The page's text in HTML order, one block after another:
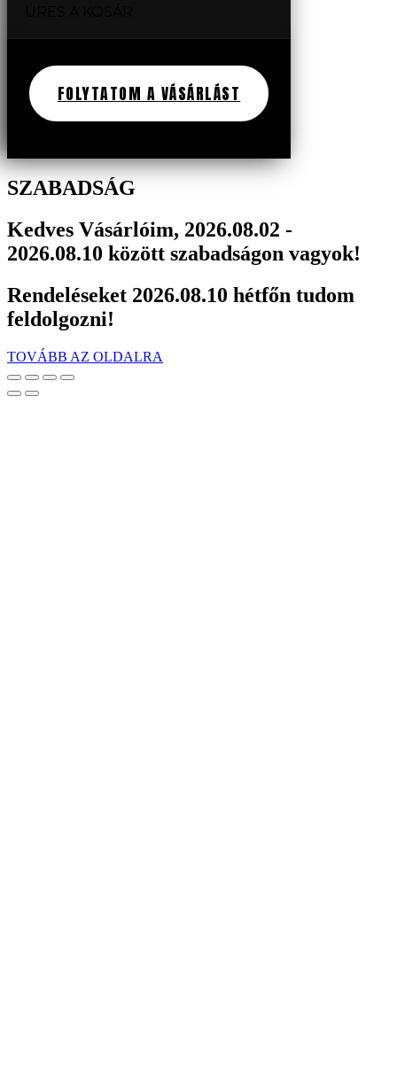
FOLYTATOM A VÁSÁRLÁST
SZABADSÁG
Kedves Vásárlóim, 2026.08.02 -
2026.08.10 között szabadságon vagyok!
Rendeléseket 2026.08.10 hétfőn tudom
feldolgozni!
TOVÁBB AZ OLDALRA